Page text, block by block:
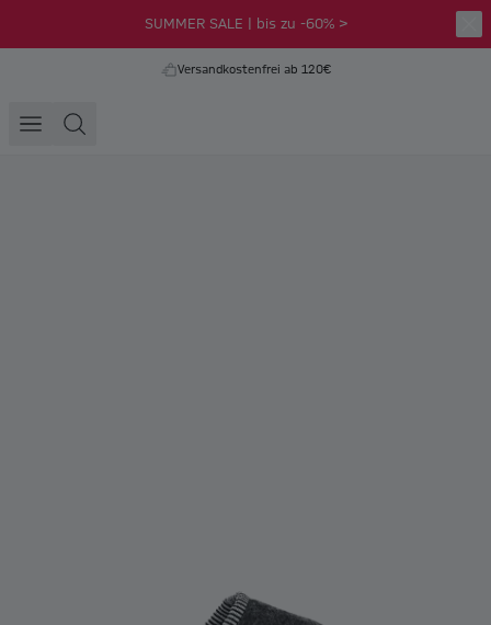
SUMMER SALE | bis zu -60% >
Versandkostenfrei ab 120€